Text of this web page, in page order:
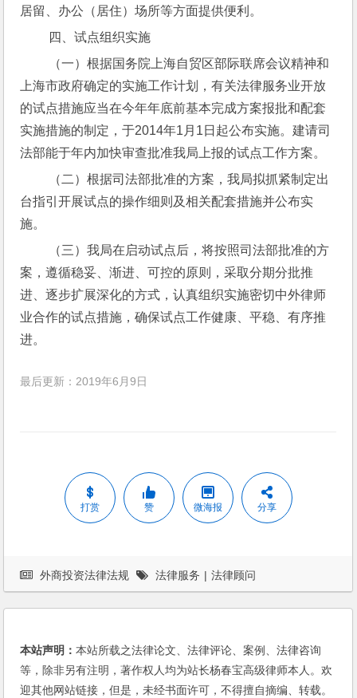
居留、办公（居住）场所等方面提供便利。
四、试点组织实施
上海市政府确定的实施工作计划，有关法律服务业开放
的试点措施应当在今年年底前基本完成方案报批和配套
实施措施的制定，于2014年1月1日起公布实施。建请司
法部能于年内加快审查批准我局上报的试点工作方案。
台指引开展试点的操作细则及相关配套措施并公布实
施。
案，遵循稳妥、渐进、可控的原则，采取分期分批推
进、逐步扩展深化的方式，认真组织实施密切中外律师
业合作的试点措施，确保试点工作健康、平稳、有序推
进。
最后更新：2019年6月9日
打赏 赞 微海报 分享
外商投资法律法规 法律服务 | 法律顾问
本站声明：本站所载之法律论文、法律评论、案例、法律咨询
等，除非另有注明，著作权人均为站长杨春宝高级律师本人。欢
迎其他网站链接，但是，未经书面许可，不得擅自摘编、转载。